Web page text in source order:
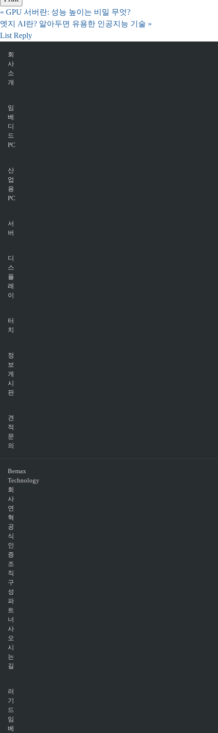
« GPU 서버란: 성능 높이는 비밀 무엇?
엣지 AI란? 알아두면 유용한 인공지능 기술 »
List Reply
회
사
소
개
임
베
디
드
PC
산
업
용
PC
서
버
디
스
플
레
이
터
치
정
보
게
시
판
견
적
문
의
Bemax
Technology
회
사
연
혁
공
식
인
증
조
직
구
성
파
트
너
사
오
시
는
길
러
기
드
임
베